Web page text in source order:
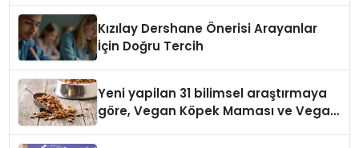
Kızılay Dershane Önerisi Arayanlar
İçin Doğru Tercih
Yeni yapilan 31 bilimsel araştırmaya
göre, Vegan Köpek Maması ve Vegan